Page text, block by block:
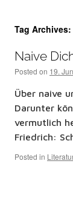
content
Tag Archives:
Naive
Posted on 19.
Über naive
Darunter
vermutlich
Friedrich:
Posted in Literatur